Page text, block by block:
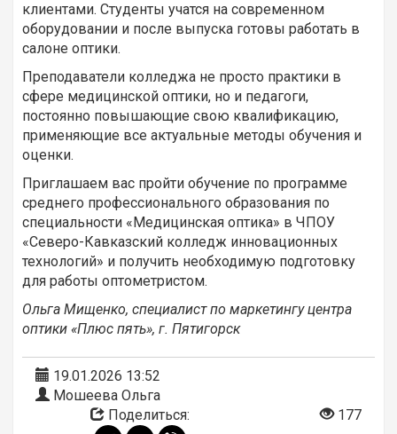
клиентами. Студенты учатся на современном
оборудовании и после выпуска готовы работать в
салоне оптики.
Преподаватели колледжа не просто практики в
сфере медицинской оптики, но и педагоги,
постоянно повышающие свою квалификацию,
применяющие все актуальные методы обучения и
оценки.
Приглашаем вас пройти обучение по программе
среднего профессионального образования по
специальности «Медицинская оптика» в ЧПОУ
«Северо-Кавказский колледж инновационных
технологий» и получить необходимую подготовку
для работы оптометристом.
Ольга Мищенко, специалист по маркетингу центра
оптики «Плюс пять», г. Пятигорск
19.01.2026 13:52
Мошеева Ольга
Поделиться:
177